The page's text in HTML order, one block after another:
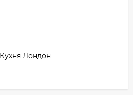
Кухня Лондон